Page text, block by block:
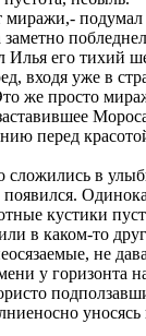
подумал
Илья его тихий
входя уже в
же просто
перед
в
кустики
в каком-то
не
у горизонта
уносясь